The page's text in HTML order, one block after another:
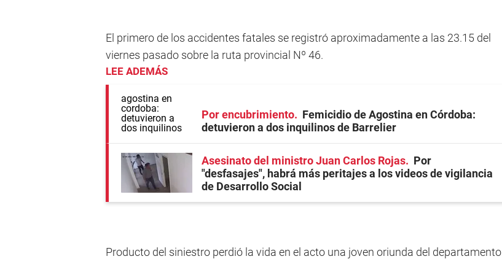
El primero de los accidentes fatales se registró aproximadamente a las 23.15 del
viernes pasado sobre la ruta provincial Nº 46.
LEE ADEMÁS
Por encubrimiento
Femicidio de Agostina en Córdoba:
detuvieron a dos inquilinos de Barrelier
Asesinato del ministro Juan Carlos Rojas
Por
"desfasajes", habrá más peritajes a los videos de vigilancia
de Desarrollo Social
Producto del siniestro perdió la vida en el acto una joven oriunda del departamento